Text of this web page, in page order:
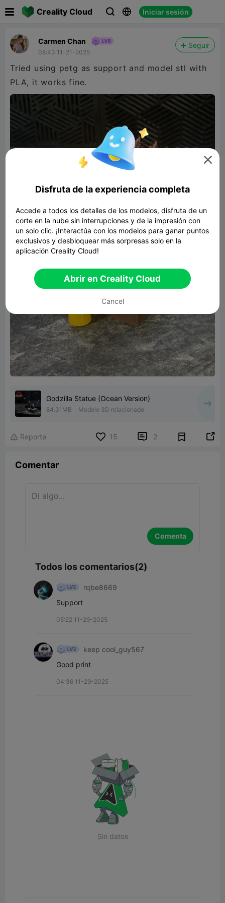
Creality Cloud   Iniciar sesión
Carmen Chan
08:43 11-21-2025
Seguir
Tried using petg as support and model stl with
PLA, it works fine.
Godzilla Statue (Ocean Version)
84.31MB Modelo 3D relacionado
 Reporte 15  2 
Comentar
Comenta
Todos los comentarios(2)
rqbe8669
Support
05:22 11-29-2025
keep cool_guy567
Good print
04:36 11-29-2025
Sin datos

Disfruta de la experiencia completa
Accede a todos los detalles de los modelos, disfruta de un
corte en la nube sin interrupciones y de la impresión con
un solo clic. ¡Interactúa con los modelos para ganar puntos
exclusivos y desbloquear más sorpresas solo en la
aplicación Creality Cloud!
Abrir en Creality Cloud
Cancel